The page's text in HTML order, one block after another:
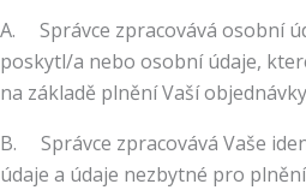
A. Správce zpracovává osobní
poskytl/a nebo osobní údaje,
na základě plnění Vaší
B. Správce zpracovává Vaše
údaje a údaje nezbytné pro